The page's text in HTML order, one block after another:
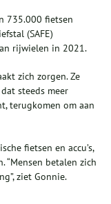
735.000 fietsen
(SAFE)
rijwielen in 2021.
zich zorgen. Ze
steeds meer
terugkomen om aan
fietsen en accu’s,
“Mensen betalen zich
ziet Gonnie.